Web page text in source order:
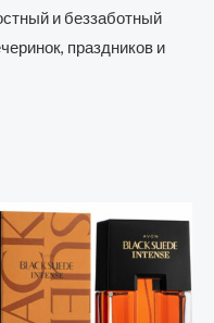
и беззаботный
праздников и